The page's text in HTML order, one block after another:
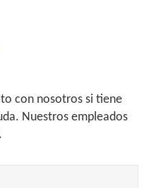
con nosotros si tiene
Nuestros empleados